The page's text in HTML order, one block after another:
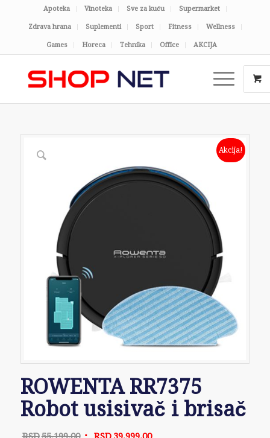
Apoteka Vinoteka Sve za kuću Supermarket
Zdrava hrana Suplementi Sport Fitness Wellness
Games Horeca Tehnika Office AKCIJA
Akcija!
ROWENTA RR7375
Robot usisivač i brisač
Originalna
Trenutna